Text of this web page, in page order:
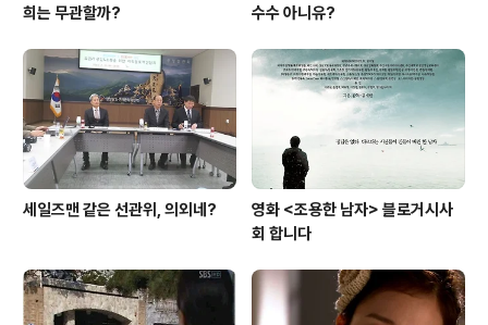
희는 무관할까?
수수 아니유?
세일즈맨 같은 선관위, 의외네?
영화 <조용한 남자> 블로거시사
회 합니다